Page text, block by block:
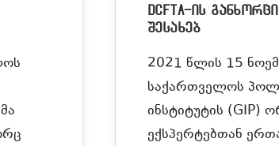
DCFTA-ის
შესახებ
2021 წლის 15
საქართველოს
ინსტიტუტის (GIP)
ექსპერტებთან